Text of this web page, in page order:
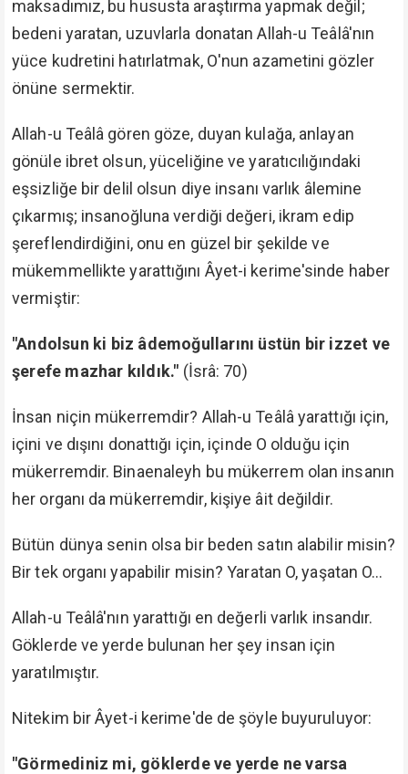
maksadımız, bu hususta araştırma yapmak değil;
bedeni yaratan, uzuvlarla donatan Allah-u Teâlâ'nın
yüce kudretini hatırlatmak, O'nun azametini gözler
önüne sermektir.
Allah-u Teâlâ gören göze, duyan kulağa, anlayan
gönüle ibret olsun, yüceliğine ve yaratıcılığındaki
eşsizliğe bir delil olsun diye insanı varlık âlemine
çıkarmış; insanoğluna verdiği değeri, ikram edip
şereflendirdiğini, onu en güzel bir şekilde ve
mükemmellikte yarattığını Âyet-i kerime'sinde haber
vermiştir:
"Andolsun ki biz âdemoğullarını üstün bir izzet ve
şerefe mazhar kıldık." (İsrâ: 70)
İnsan niçin mükerremdir? Allah-u Teâlâ yarattığı için,
içini ve dışını donattığı için, içinde O olduğu için
mükerremdir. Binaenaleyh bu mükerrem olan insanın
her organı da mükerremdir, kişiye âit değildir.
Bütün dünya senin olsa bir beden satın alabilir misin?
Bir tek organı yapabilir misin? Yaratan O, yaşatan O...
Allah-u Teâlâ'nın yarattığı en değerli varlık insandır.
Göklerde ve yerde bulunan her şey insan için
yaratılmıştır.
Nitekim bir Âyet-i kerime'de de şöyle buyuruluyor:
"Görmediniz mi, göklerde ve yerde ne varsa